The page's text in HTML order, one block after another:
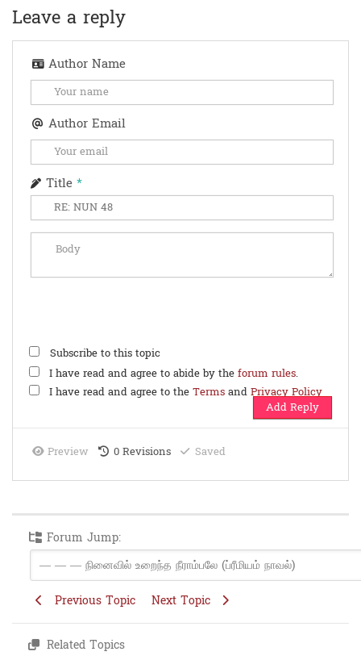
Leave a reply
Author Name
Author Email
Title*
Subscribe to this topic
I have read and agree to abide by theforum rules.
I have read and agree to theTermsandPrivacy Policy
Preview 0Revisions Saved
Forum Jump:
Previous Topic Next Topic
Related Topics